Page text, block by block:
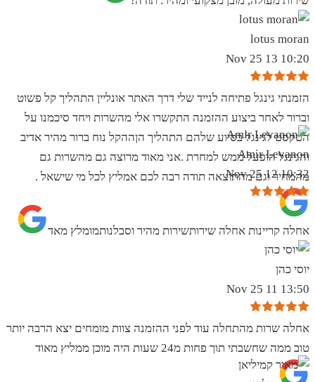
lotus moran
10:20 13 Nov 25
הזמנתי גינגל פתיחה לנייד שלי דרך האתר אונליין התהליך קל פשוט
וברור לאחר ביצוע ההזמנה התקשרו אלי מהשרות ויחד סיכמנו על
הטקסט לגינגל בסיוע שלהם התהליך הןההקל נוח ברור מהיר אדיב
והגינגל הופעל ממש למחרת .אני מאוד מרוצה גם מהשרות גם
מהמחיר וגם מהתוצאה תודה רבה לכם אמליץ לכל מי שישאל .
Amir Levanon
10:32 12 Nov 25
אחלה קריינות אחלה שירותשירות מהיר וסבלנותמומלץ מאד
יוסי כהן
13:50 11 Nov 25
אחלה שרות מהתחלה עוד לפני ההזמנה צוות מומחים יצא הרבה יותר
טוב ממה שחשבתי תוך פחות מ24 שעות היה מוכן ממליץ מאוד